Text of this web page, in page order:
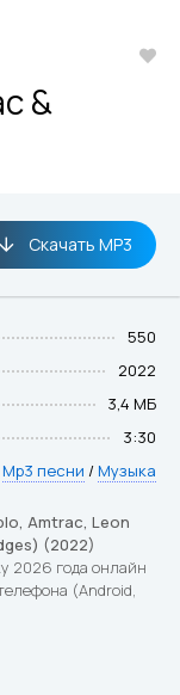
&
Скачать MP3
550
2022
3,4 МБ
3:30
Mp3 песни / Музыка
Amtrac, Leon
(2022)
2026 года онлайн
(Android,